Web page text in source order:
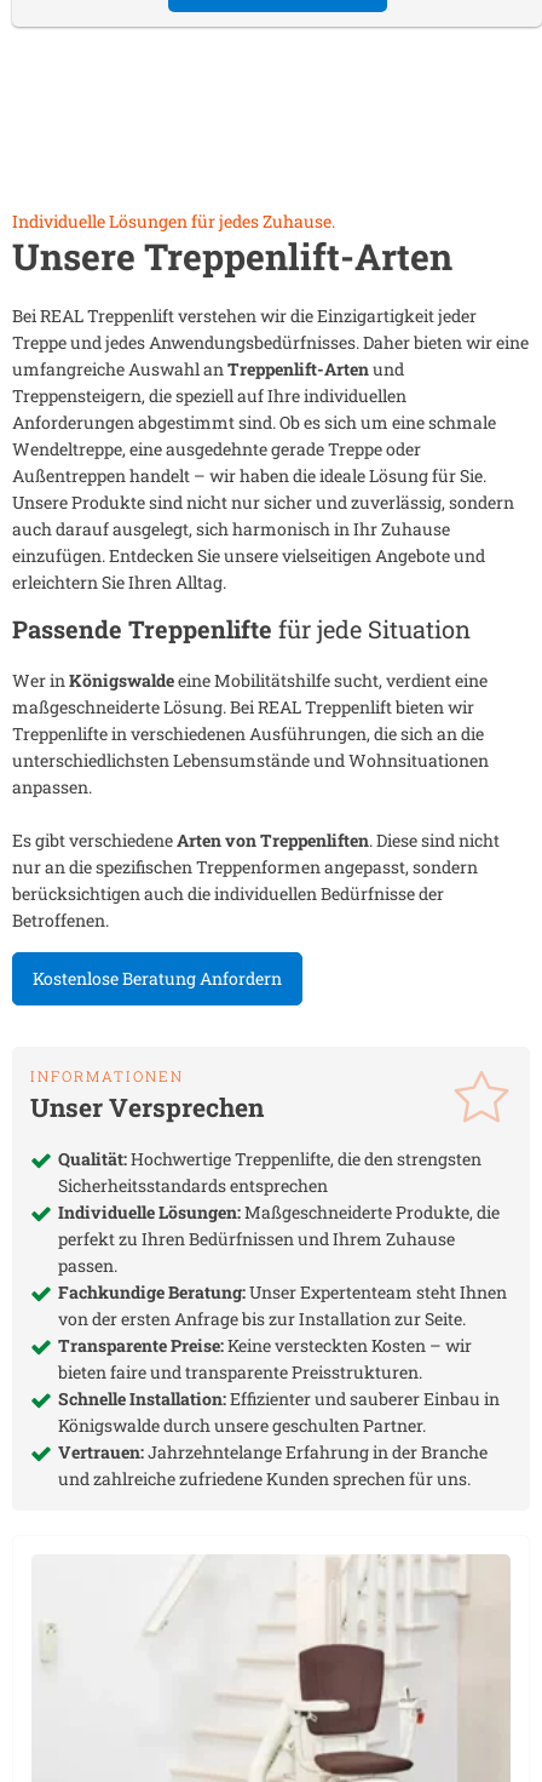
Individuelle Lösungen für jedes Zuhause.
Unsere Treppenlift-Arten
Bei REAL Treppenlift verstehen wir die Einzigartigkeit jeder
Treppe und jedes Anwendungsbedürfnisses. Daher bieten wir eine
umfangreiche Auswahl anTreppenlift-Artenund
Treppensteigern, die speziell auf Ihre individuellen
Anforderungen abgestimmt sind. Ob es sich um eine schmale
Wendeltreppe, eine ausgedehnte gerade Treppe oder
Außentreppen handelt – wir haben die ideale Lösung für Sie.
Unsere Produkte sind nicht nur sicher und zuverlässig, sondern
auch darauf ausgelegt, sich harmonisch in Ihr Zuhause
einzufügen. Entdecken Sie unsere vielseitigen Angebote und
erleichtern Sie Ihren Alltag.
Passende Treppenlifte für jede Situation
Wer inKönigswaldeeine Mobilitätshilfe sucht, verdient eine
maßgeschneiderte Lösung. Bei REAL Treppenlift bieten wir
Treppenlifte in verschiedenen Ausführungen, die sich an die
unterschiedlichsten Lebensumstände und Wohnsituationen
anpassen.
Es gibt verschiedeneArten von Treppenliften. Diese sind nicht
nur an die spezifischen Treppenformen angepasst, sondern
berücksichtigen auch die individuellen Bedürfnisse der
Betroffenen.
Kostenlose Beratung Anfordern
INFORMATIONEN
Unser Versprechen
Qualität:Hochwertige Treppenlifte, die den strengsten
Sicherheitsstandards entsprechen
Individuelle Lösungen:Maßgeschneiderte Produkte, die
perfekt zu Ihren Bedürfnissen und Ihrem Zuhause
passen.
Fachkundige Beratung:Unser Expertenteam steht Ihnen
von der ersten Anfrage bis zur Installation zur Seite.
Transparente Preise:Keine versteckten Kosten – wir
bieten faire und transparente Preisstrukturen.
Schnelle Installation:Effizienter und sauberer Einbau in
Königswaldedurch unsere geschulten Partner.
Vertrauen:Jahrzehntelange Erfahrung in der Branche
und zahlreiche zufriedene Kunden sprechen für uns.